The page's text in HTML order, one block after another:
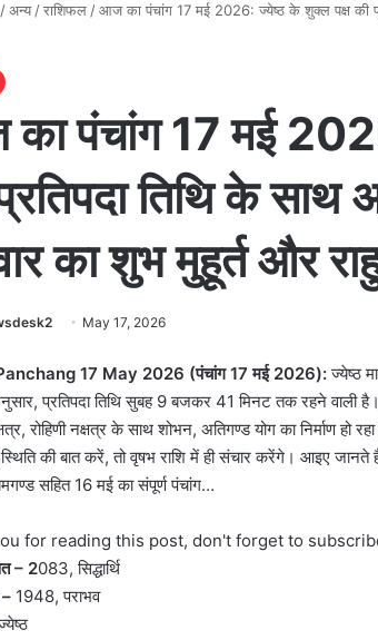
/अन्य /राशिफल /आज का पंचांग 17 मई 2026: ज्येष्ठ के शुक्ल पक्ष की
पंचांग 17 मई
तिथि के
का शुभ मुहूर्त और
May 17, 2026
17 May 2026 (पंचांग 17 मई 2026):ज्येष्ठ
प्रतिपदा तिथि सुबह 9 बजकर 41 मिनट तक रहने वाली
रोहिणी नक्षत्र के साथ शोभन, अतिगण्ड योग का निर्माण
की बात करें, तो वृषभ राशि में ही संचार करेंगे। आइए जानते
सहित 16 मई का संपूर्ण पंचांग…
for reading this post, don't forget to
– 2083, सिद्धार्थि
1948, पराभव